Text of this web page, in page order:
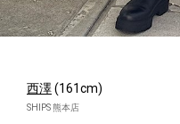
西澤(161cm)
SHIPS 熊本店